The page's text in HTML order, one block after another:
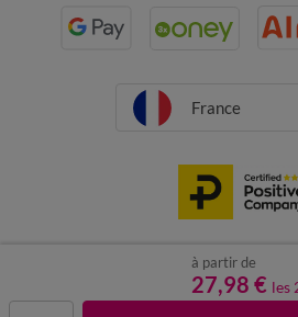
à partir de
27,98 € les
France
Mentions légales Données